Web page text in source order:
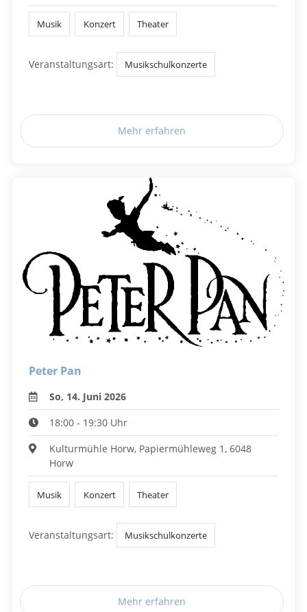
Musik Konzert Theater
Veranstaltungsart: Musikschulkonzerte
Mehr erfahren
Peter Pan
So, 14. Juni 2026
18:00 - 19:30 Uhr
Kulturmühle Horw, Papiermühleweg 1, 6048
Horw
Musik Konzert Theater
Veranstaltungsart: Musikschulkonzerte
Mehr erfahren